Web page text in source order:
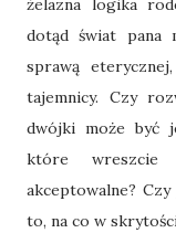
żelazna logika
dotąd świat pana
sprawą
tajemnicy. Czy
dwójki może być
które wreszcie
akceptowalne?
to, na co w